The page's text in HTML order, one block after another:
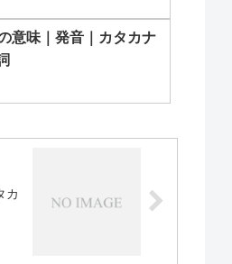
意味｜発音｜カタカナ
カ